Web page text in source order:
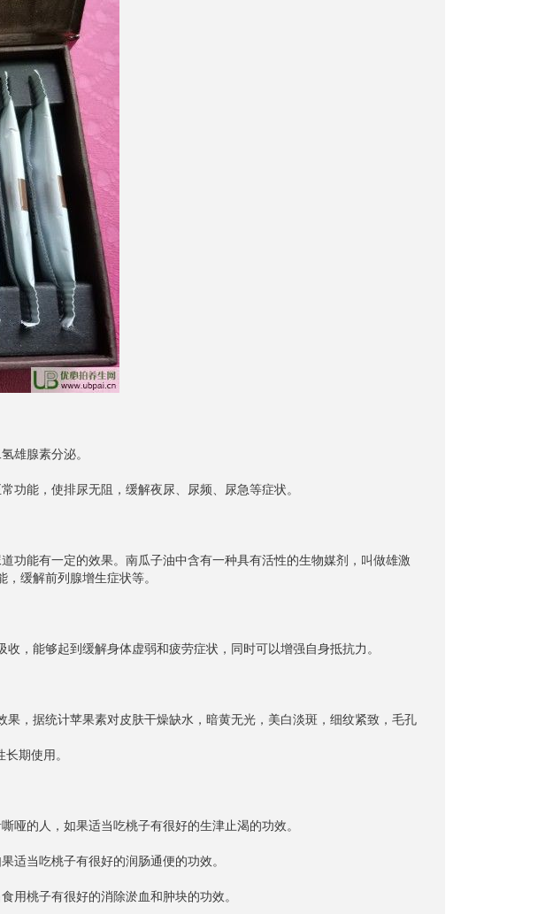
雄腺素分泌。
功能，使排尿无阻，缓解夜尿、尿频、尿急等症状。
功能有一定的效果。南瓜子油中含有一种具有活性的生物媒剂，叫做雄激
缓解前列腺增生症状等。
，能够起到缓解身体虚弱和疲劳症状，同时可以增强自身抵抗力。
，据统计苹果素对皮肤干燥缺水，暗黄无光，美白淡斑，细纹紧致，毛孔
期使用。
哑的人，如果适当吃桃子有很好的生津止渴的功效。
适当吃桃子有很好的润肠通便的功效。
用桃子有很好的消除淤血和肿块的功效。